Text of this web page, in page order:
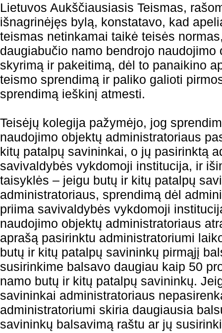
Lietuvos Aukščiausiasis Teismas,
išnagrinėjęs bylą, konstatavo, kad
teismas netinkamai taikė teisės
daugiabučio namo bendrojo
skyrimą ir pakeitimą, dėl to panaikino
teismo sprendimą ir paliko galioti
sprendimą ieškinį atmesti.
Teisėjų kolegija pažymėjo, jog
naudojimo objektų administratoriaus
kitų patalpų savininkai, o jų pasirinktą
savivaldybės vykdomoji institucija, ir
taisyklės – jeigu butų ir kitų patalpų
administratoriaus, sprendimą dėl
priima savivaldybės vykdomoji
naudojimo objektų administratoriaus
aprašą pasirinktu administratoriumi
butų ir kitų patalpų savininkų pirmąjį
susirinkime balsavo daugiau kaip 50
namo butų ir kitų patalpų savininkų.
savininkai administratoriaus
administratoriumi skiria daugiausia
savininkų balsavimą raštu ar jų